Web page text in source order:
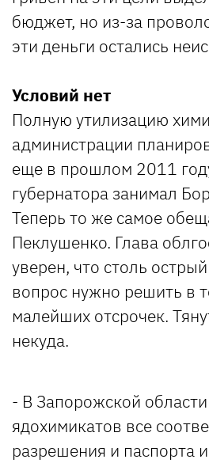
бюджет, но из-за
эти деньги остались
Условий нет
Полную утилизацию
администрации
еще в прошлом 2011
губернатора занимал
Теперь то же самое
Пеклушенко. Глава
уверен, что столь
вопрос нужно решить в
малейших отсрочек.
некуда.
- В Запорожской
ядохимикатов все
разрешения и паспорта